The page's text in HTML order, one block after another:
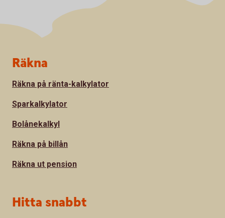
Sidfot
Räkna
Räkna på ränta-kalkylator
Sparkalkylator
Bolånekalkyl
Räkna på billån
Räkna ut pension
Hitta snabbt